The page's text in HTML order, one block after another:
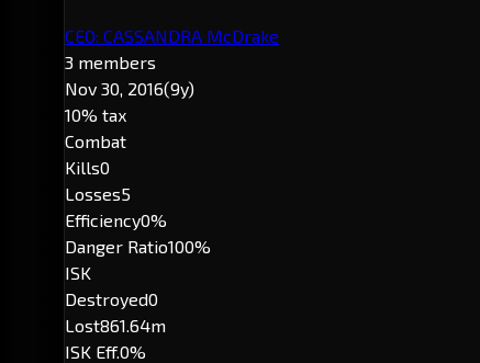
CEO: CASSANDRA McDrake
3 members
Nov 30, 2016(9y)
10% tax
Combat
Kills0
Losses5
Efficiency0%
Danger Ratio100%
ISK
Destroyed0
Lost861.64m
ISK Eff.0%